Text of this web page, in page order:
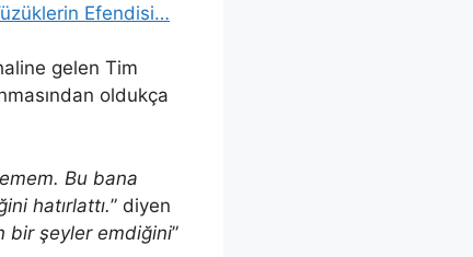
Efendisi…
gelen Tim
oldukça
Bu bana
hatırlattı.” diyen
bir şeyler emdiğini”